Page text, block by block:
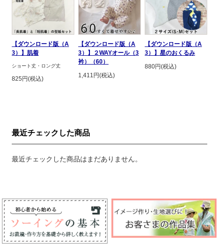
【ダウンロード版（A
3）】肌着
ショート丈・ロング丈
825円(税込)
【ダウンロード版（A
3）】２WAYオール（3
衿）（60）
1,411円(税込)
【ダウンロード版（A
3）】星のおくるみ
880円(税込)
最近チェックした商品
最近チェックした商品はまだありません。